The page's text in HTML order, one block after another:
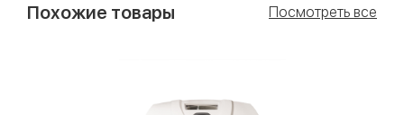
Похожие товары Посмотреть все